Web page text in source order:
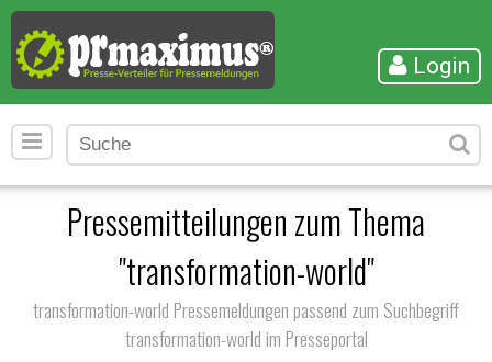
Login
Pressemitteilungen zum Thema
"transformation-world"
transformation-world Pressemeldungen passend zum Suchbegriff
transformation-world im Presseportal